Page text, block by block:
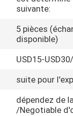
suivante:
5 pièces
disponible)
USD15-
suite pour
dépendez de
/Negotiable